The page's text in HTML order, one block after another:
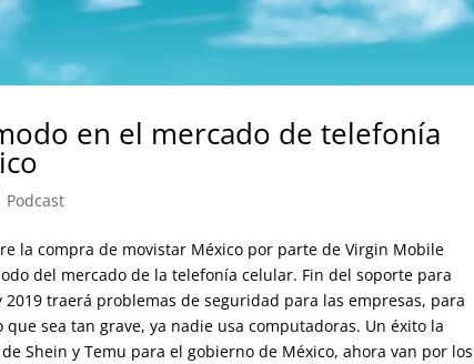
en el mercado de telefonía
Podcast
la compra de movistar México por parte de Virgin Mobile
del mercado de la telefonía celular. Fin del soporte para
2019 traerá problemas de seguridad para las empresas, para
sea tan grave, ya nadie usa computadoras. Un éxito la
Shein y Temu para el gobierno de México, ahora van por los